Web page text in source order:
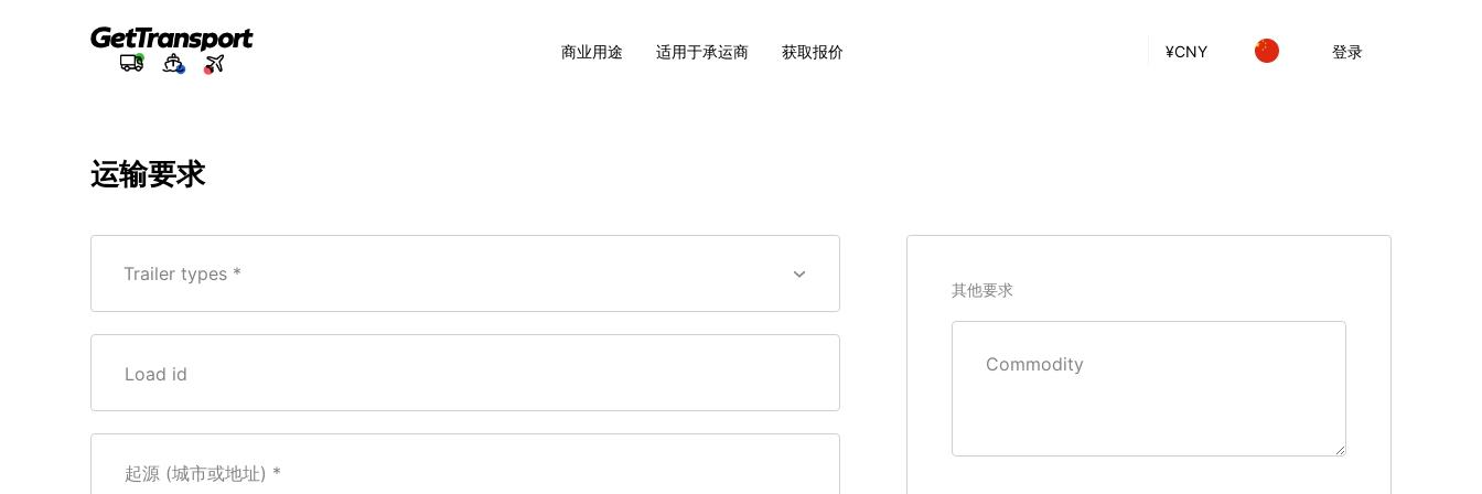
¥CNY 登录
商业用途 适用于承运商 获取报价
运输要求
Trailer types *
Load id
起源 (城市或地址)
其他要求
Сommodity